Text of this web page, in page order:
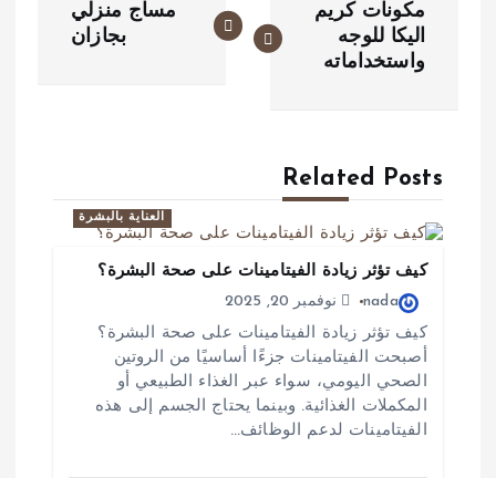
مكونات كريم
اليكا للوجه
واستخداماته
مساج منزلي
بجازان
Related Posts
العناية بالبشرة
كيف تؤثر زيادة الفيتامينات على صحة البشرة؟
nada
نوفمبر 20, 2025
كيف تؤثر زيادة الفيتامينات على صحة البشرة؟
أصبحت الفيتامينات جزءًا أساسيًا من الروتين
الصحي اليومي، سواء عبر الغذاء الطبيعي أو
المكملات الغذائية. وبينما يحتاج الجسم إلى هذه
الفيتامينات لدعم الوظائف…